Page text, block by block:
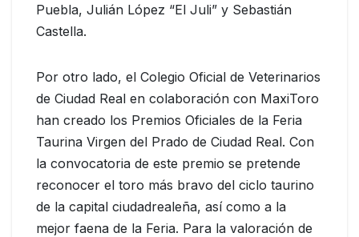
Puebla, Julián López “El Juli” y Sebastián
Castella.
Por otro lado, el Colegio Oficial de Veterinarios
de Ciudad Real en colaboración con MaxiToro
han creado los Premios Oficiales de la Feria
Taurina Virgen del Prado de Ciudad Real. Con
la convocatoria de este premio se pretende
reconocer el toro más bravo del ciclo taurino
de la capital ciudadrealeña, así como a la
mejor faena de la Feria. Para la valoración de